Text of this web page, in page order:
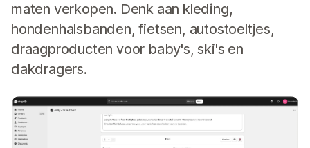
maten verkopen. Denk aan kleding,
hondenhalsbanden, fietsen, autostoeltjes,
draagproducten voor baby's, ski's en
dakdragers.